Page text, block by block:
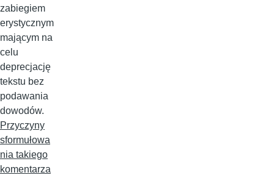
zabiegiem
erystycznym
mającym na
celu
deprecjację
tekstu bez
podawania
dowodów.
Przyczyny
sformułowa
nia takiego
komentarza